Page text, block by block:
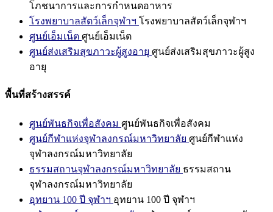
โภชนาการและการกำหนดอาหาร
โรงพยาบาลสัตว์เล็กจุฬาฯ โรงพยาบาลสัตว์เล็กจุฬาฯ
ศูนย์เอ็มเน็ต ศูนย์เอ็มเน็ต
ศูนย์ส่งเสริมสุขภาวะผู้สูงอายุ ศูนย์ส่งเสริมสุขภาวะผู้สูง
อายุ
พื้นที่สร้างสรรค์
ศูนย์พันธกิจเพื่อสังคม ศูนย์พันธกิจเพื่อสังคม
ศูนย์กีฬาแห่งจุฬาลงกรณ์มหาวิทยาลัย ศูนย์กีฬาแห่ง
จุฬาลงกรณ์มหาวิทยาลัย
ธรรมสถานจุฬาลงกรณ์มหาวิทยาลัย ธรรมสถาน
จุฬาลงกรณ์มหาวิทยาลัย
อุทยาน 100 ปี จุฬาฯ อุทยาน 100 ปี จุฬาฯ